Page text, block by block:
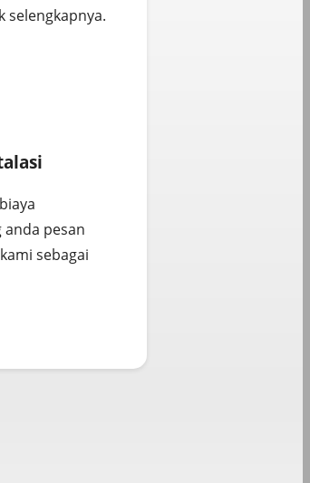
selengkapnya.
anda pesan
sebagai